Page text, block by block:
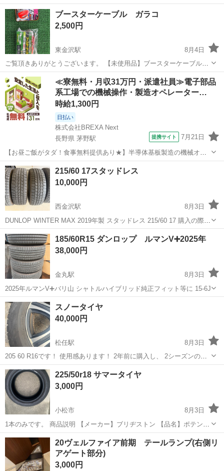
PCD：100 インセット：+45 穴数：4穴 ハブ径：65 ■タイヤ メーカ
ー：DUNLOP ブランド：ENASAVE EC204 サイズ...
石川 金沢市 タイヤ、ホイール LEONIS
ブースターケーブル ガラコ
2,500円
東金沢駅
8月4日
ご覧頂きありがとうございます。 【未使用品】ブースターケーブルと
ガラコのセットです。 使う予定が無くなった為出品しました。 ブース
ターケーブルは車に積んでおいて損は無いです！ ブースターケーブル
仕様 12Vおよび24V車に...
石川 金沢市 東金沢駅 メンテナンス用品
≪寮無料・月収31万円・派遣社員≫電子部品
系工場での機械操作・製造オペレーター…
時給1,300円
日払い
株式会社BREXA Next
長野県 茅野駅
提携サイト 7月21日
【お昼ご飯がタダ！食事無料提供あり★】半導体基板製造の機械オペ
レーターや検査作業！未経験活躍中★カップル＆友達同士の応募OK！
赴任旅費会社負担★嬉しい無料送迎◎正社員登用制度あり！マイカー
通勤OK！無料駐車場完備！《長野県茅...
長野 茅野市 その他
215/60 17スタッドレス
10,000円
西金沢駅
8月3日
DUNLOP WINTER MAX 2019年製 スタッドレス 215/60 17 購入の際タ
イヤの組み換えなどの相談承ります
石川 金沢市 タイヤ、ホイール
185/60R15 ダンロップ ルマンV➕2025年
38,000円
金丸駅
8月3日
2025年ルマンV➕バリ山 シャトルハイブリッド純正フィット等に 15-6J
石川 鹿島郡 金丸駅 タイヤ、ホイール
スノータイヤ
40,000円
松任駅
8月3日
205 60 R16です！ 使用感あります！ 2年前に購入し、 2シーズンのみ
使用 一年間の走行距離が、8000kmなので、 冬はその半分も走ってい
ません！ 取りに来ていただける方のみお願いします
石川 白山市 松任駅 タイヤ、ホイール
225/50r18 サマータイヤ
3,000円
小松市
8月3日
1本のみです。 商品説明 【メーカー】ブリヂストン 【品名】ポテンザ
【サイズ】225/50R18 【製造年数】2023年製 【状態】ほとんど使用し
ていない為まだまだ使えると思います
石川 小松市 タイヤ、ホイール
20ヴェルファイア前期 テールランプ(右側リ
アゲート部分)
3,000円